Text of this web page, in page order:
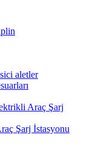
aletler
Araç Şarj
Şarj İstasyonu